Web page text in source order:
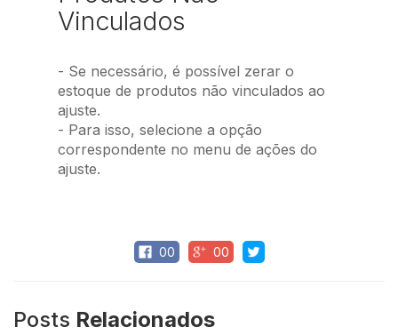
Vinculados
- Se necessário, é possível zerar o
estoque de produtos não vinculados ao
ajuste.
- Para isso, selecione a opção
correspondente no menu de ações do
ajuste.
00 00
Posts Relacionados